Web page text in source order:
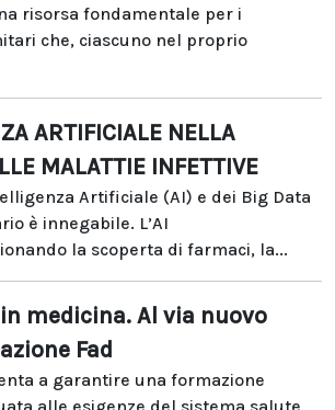
risorsa fondamentale per i
che, ciascuno nel proprio
ARTIFICIALE NELLA
MALATTIE INFETTIVE
Artificiale (AI) e dei Big Data
è innegabile. L’AI
la scoperta di farmaci, la...
medicina. Al via nuovo
Fad
a garantire una formazione